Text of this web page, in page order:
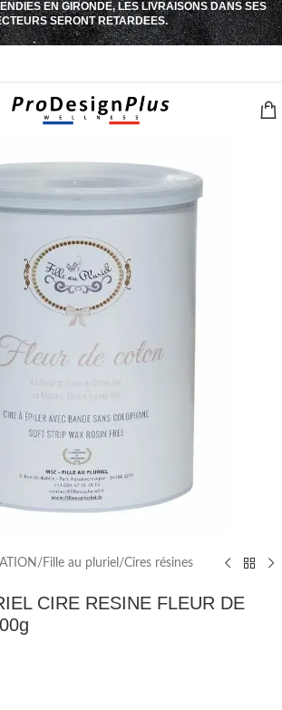
EN GIRONDE, LES LIVRAISONS DANS SES
SERONT RETARDEES.
/ Fille au pluriel /Cires résines
CIRE RESINE FLEUR DE